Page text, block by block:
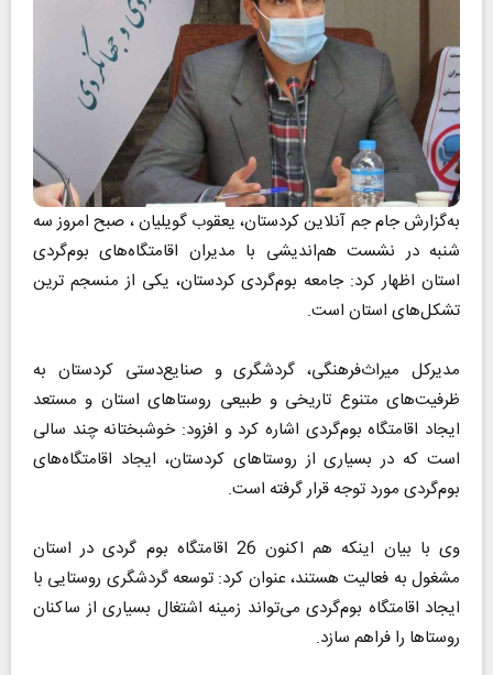
به‌‌گزارش جام جم آنلاین کردستان، یعقوب گویلیان ، صبح امروز سه
شنبه در نشست هم‌اندیشی با مدیران اقامتگاه‌های بوم‌گردی
استان اظهار کرد: جامعه بوم‌گردی کردستان، یکی از منسجم ترین
تشکل‌های استان است.
مدیرکل میراث‌فرهنگی، گردشگری و صنایع‌دستی کردستان به
ظرفیت‌های متنوع تاریخی و طبیعی روستاهای استان و مستعد
ایجاد اقامتگاه بوم‌گردی اشاره کرد و افزود: خوشبختانه چند سالی
است که در بسیاری از روستاهای کردستان، ایجاد اقامتگاه‌های
بوم‌گردی مورد توجه قرار گرفته است.
وی با بیان اینکه هم اکنون 26 اقامتگاه بوم گردی در استان
مشغول به فعالیت هستند، عنوان کرد: توسعه گردشگری روستایی با
ایجاد اقامتگاه بوم‌گردی می‌تواند زمینه اشتغال بسیاری از ساکنان
روستاها را فراهم سازد.